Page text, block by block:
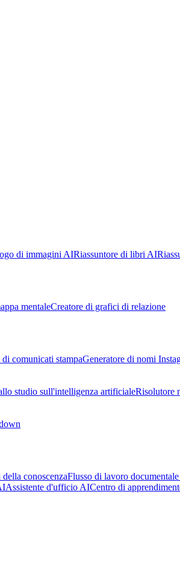
di immagini AIRiassuntore di libri AI
mentaleCreatore di grafici di relazione
di comunicati stampaGeneratore di nomi
studio sull'intelligenza artificialeRisolutore
conoscenzaFlusso di lavoro
Assistente d'ufficio AICentro di